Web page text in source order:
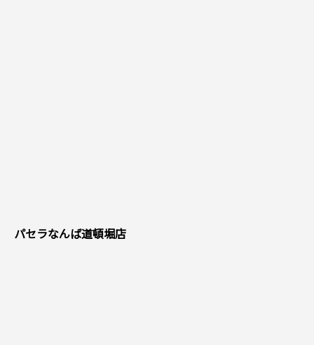
パセラなんば道頓堀店